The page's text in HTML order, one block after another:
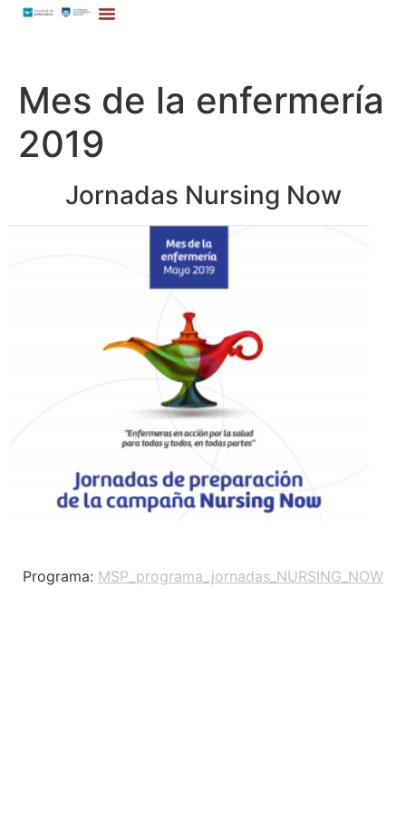
Mes de la enfermería
2019
Jornadas Nursing Now
Programa: MSP_programa_jornadas_NURSING_NOW